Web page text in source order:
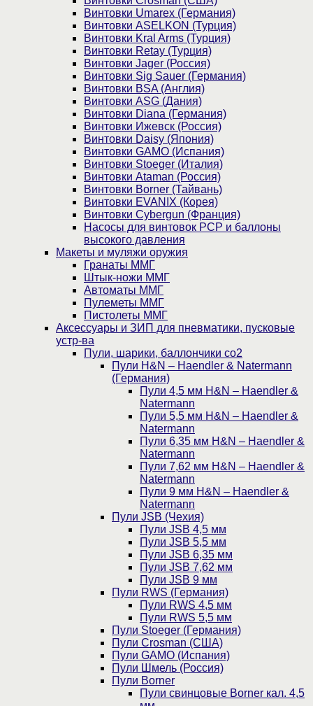
Винтовки Umarex (Германия)
Винтовки ASELKON (Турция)
Винтовки Kral Arms (Турция)
Винтовки Retay (Турция)
Винтовки Jager (Россия)
Винтовки Sig Sauer (Германия)
Винтовки BSA (Англия)
Винтовки ASG (Дания)
Винтовки Diana (Германия)
Винтовки Ижевск (Россия)
Винтовки Daisy (Япония)
Винтовки GAMO (Испания)
Винтовки Stoeger (Италия)
Винтовки Ataman (Россия)
Винтовки Borner (Тайвань)
Винтовки EVANIX (Корея)
Винтовки Cybergun (Франция)
Насосы для винтовок PCP и баллоны
высокого давления
Макеты и муляжи оружия
Гранаты ММГ
Штык-ножи ММГ
Автоматы ММГ
Пулеметы ММГ
Пистолеты ММГ
Аксессуары и ЗИП для пневматики, пусковые
устр-ва
Пули, шарики, баллончики со2
Пули H&N – Haendler & Natermann
(Германия)
Пули 4,5 мм H&N – Haendler &
Natermann
Пули 5,5 мм H&N – Haendler &
Natermann
Пули 6,35 мм H&N – Haendler &
Natermann
Пули 7,62 мм H&N – Haendler &
Natermann
Пули 9 мм H&N – Haendler &
Natermann
Пули JSB (Чехия)
Пули JSB 4,5 мм
Пули JSB 5,5 мм
Пули JSB 6,35 мм
Пули JSB 7,62 мм
Пули JSB 9 мм
Пули RWS (Германия)
Пули RWS 4,5 мм
Пули RWS 5,5 мм
Пули Stoeger (Германия)
Пули Crosman (США)
Пули GAMO (Испания)
Пули Шмель (Россия)
Пули Borner
Пули свинцовые Borner кал. 4,5